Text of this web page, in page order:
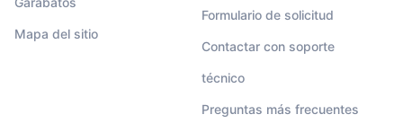
Mapa del sitio
Formulario de solicitud
Contactar con soporte
técnico
Preguntas más frecuentes